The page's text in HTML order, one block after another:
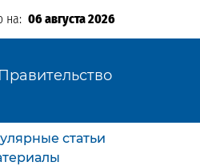
на: 06 августа 2026
Правительство
статьи